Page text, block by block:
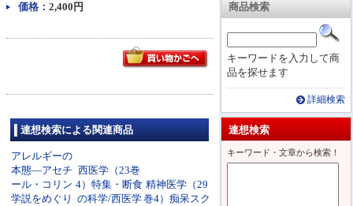
商品検索
キーワードを入力して商
品を探せます
詳細検索
連想検索
キーワード・文章から検索！
価格： 2,400円
連想検索による関連商品
アレルギーの
本態―アセチ
ール・コリン
学説をめぐり
西医学（23巻
4）特集・断食
の科学/西医学
精神医学（29
巻4）痴呆スク